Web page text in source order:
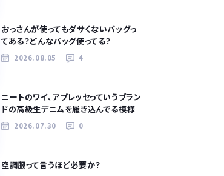
おっさんが使ってもダサくないバッグっ
てある？どんなバッグ使ってる？
2026.08.05 4
ニートのワイ、アプレッセっていうブラン
ドの高級生デニムを履き込んでる模様
2026.07.30 0
空調服って言うほど必要か？